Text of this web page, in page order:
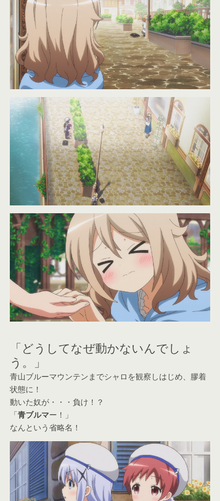
「どうしてなぜ動かないんでしょ
う。」
青山ブルーマウンテンまでシャロを観察しはじめ、膠着
状態に！
動いた奴が・・・負け！？
「青ブルマー！」
なんという省略名！